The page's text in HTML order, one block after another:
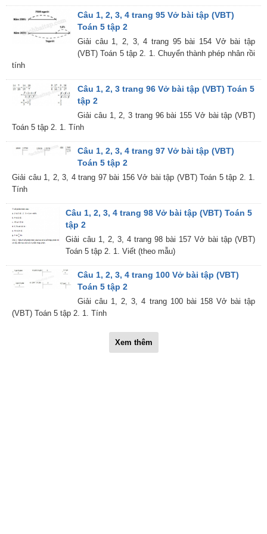
Câu 1, 2, 3, 4 trang 95 Vở bài tập (VBT)
Toán 5 tập 2
Giải câu 1, 2, 3, 4 trang 95 bài 154 Vở bài tập
(VBT) Toán 5 tập 2. 1. Chuyển thành phép nhân rồi
tính
Câu 1, 2, 3 trang 96 Vở bài tập (VBT) Toán 5
tập 2
Giải câu 1, 2, 3 trang 96 bài 155 Vở bài tập (VBT)
Toán 5 tập 2. 1. Tính
Câu 1, 2, 3, 4 trang 97 Vở bài tập (VBT)
Toán 5 tập 2
Giải câu 1, 2, 3, 4 trang 97 bài 156 Vở bài tập (VBT) Toán 5 tập 2. 1.
Tính
Câu 1, 2, 3, 4 trang 98 Vở bài tập (VBT) Toán 5
tập 2
Giải câu 1, 2, 3, 4 trang 98 bài 157 Vở bài tập (VBT)
Toán 5 tập 2. 1. Viết (theo mẫu)
Câu 1, 2, 3, 4 trang 100 Vở bài tập (VBT)
Toán 5 tập 2
Giải câu 1, 2, 3, 4 trang 100 bài 158 Vở bài tập
(VBT) Toán 5 tập 2. 1. Tính
Xem thêm